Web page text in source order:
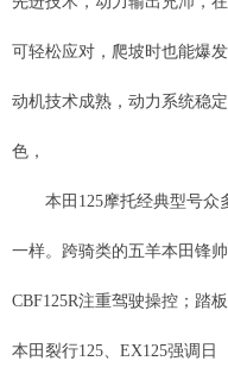
可轻松应对，爬坡时也能爆
动机技术成熟，动力系统稳
色，
本田125摩托经典型号众
一样。跨骑类的五羊本田锋帅
CBF125R注重驾驶操控；踏
本田裂行125、EX125强调日